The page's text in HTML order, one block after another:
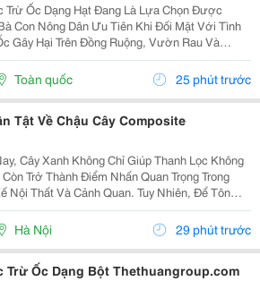
Trừ Ốc Dạng Hạt Đang Là Lựa Chọn Được
Con Nông Dân Ưu Tiên Khi Đối Mặt Với Tình
Gây Hại Trên Đồng Ruộng, Vườn Rau Và
Cây Trồng Khác. Sự Phát Triển Mạnh Của
Ốc, Đặc Biệt Là Ốc Bươu Vàng, Có Thể Khiến
Toàn quốc 25 phút trước
Tật Về Chậu Cây Composite
Cây Xanh Không Chỉ Giúp Thanh Lọc Không
Trở Thành Điểm Nhấn Quan Trọng Trong
Nội Thất Và Cảnh Quan. Tuy Nhiên, Để Tôn
Của Cây Và Tạo Nên Một Tổng Thể Hài
Lựa Chọn Chậu Trồng Cây Phù Hợp Là Điều
Hà Nội 29 phút trước
Trừ Ốc Dạng Bột Thethuangroup.com